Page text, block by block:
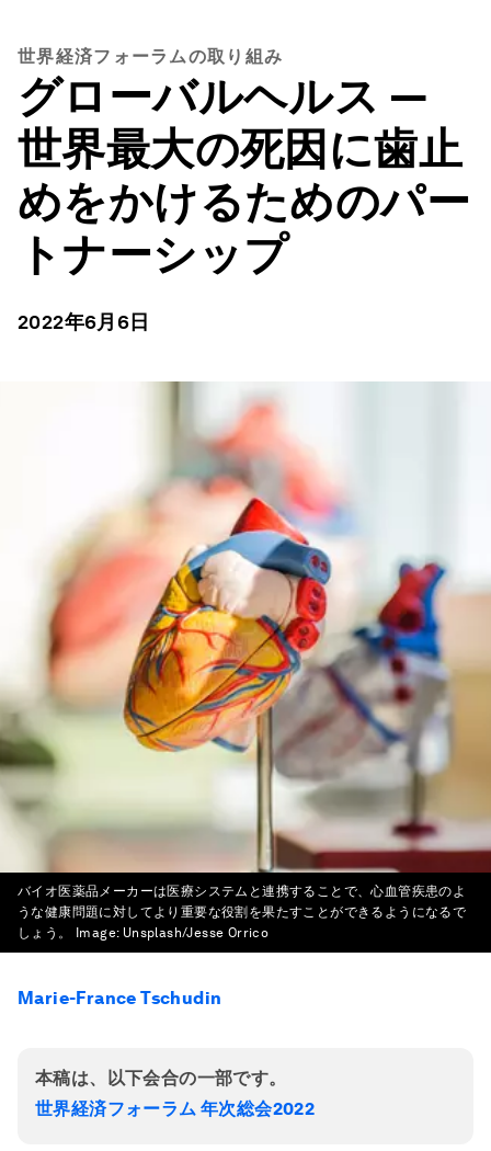
世界経済フォーラムの取り組み
グローバルヘルス ―
世界最大の死因に歯止
めをかけるためのパー
トナーシップ
2022年6月6日
バイオ医薬品メーカーは医療システムと連携することで、心血管疾患のよ
うな健康問題に対してより重要な役割を果たすことができるようになるで
しょう。
Image: Unsplash/Jesse Orrico
Marie-France Tschudin
本稿は、以下会合の一部です。
世界経済フォーラム 年次総会2022